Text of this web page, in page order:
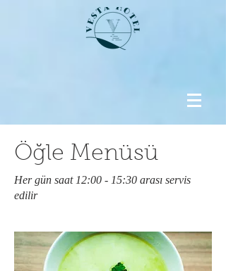
Öğle Menüsü
Her gün saat 12:00 - 15:30 arası servis
edilir